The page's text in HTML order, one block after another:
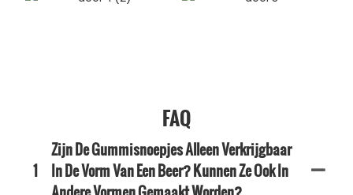
FAQ
1
Zijn De Gummisnoepjes Alleen Verkrijgbaar
In De Vorm Van Een Beer? Kunnen Ze Ook In